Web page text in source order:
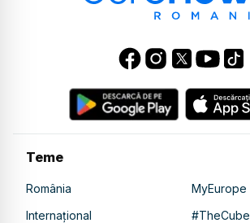
Teme
România
MyEurope
Internațional
#TheCube